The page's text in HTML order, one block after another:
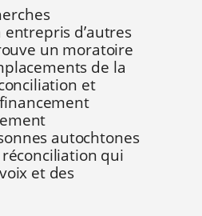
d’autres
un moratoire
de la
et
autochtones
qui
et des